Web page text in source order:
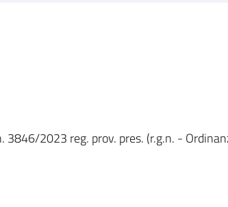
3846/2023 reg. prov. pres. (r.g.n. -